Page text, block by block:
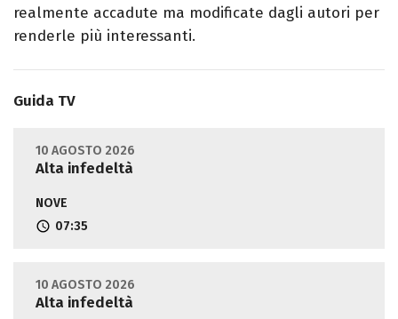
realmente accadute ma modificate dagli autori per
renderle più interessanti.
Guida TV
10 AGOSTO 2026
Alta infedeltà
NOVE
07:35
10 AGOSTO 2026
Alta infedeltà